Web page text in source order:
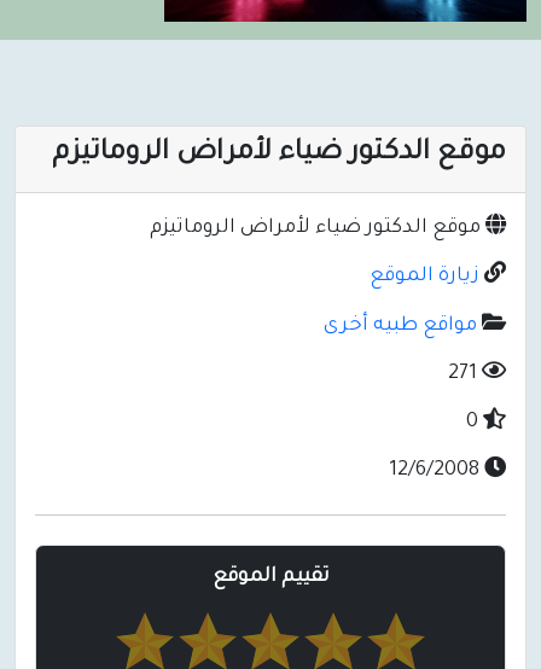
موقع الدكتور ضياء لأمراض الروماتيزم
موقع الدكتور ضياء لأمراض الروماتيزم
زيارة الموقع
مواقع طبيه أخرى
تقييم الموقع